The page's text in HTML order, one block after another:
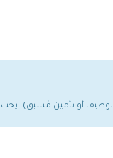
أو تأمين مُسبق)،